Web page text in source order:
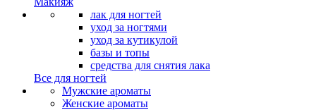
лак для ногтей
уход за ногтями
уход за кутикулой
базы и топы
средства для снятия лака
Все для ногтей
Мужские ароматы
Женские ароматы